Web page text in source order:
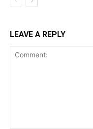
LEAVE A REPLY